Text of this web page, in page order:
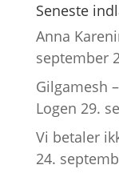
Seneste
Anna
september
Gilgamesh
Logen 29.
Vi betaler
24.